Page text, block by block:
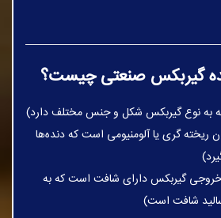
گیربکس صنعتی چیست؟
به نوع گیربکس شکل و جنس مختلف دارد)
ریخته گری یا آلومنیومی است که دنده‌ها
گیربکس دارای شافت است که به
شافت است)